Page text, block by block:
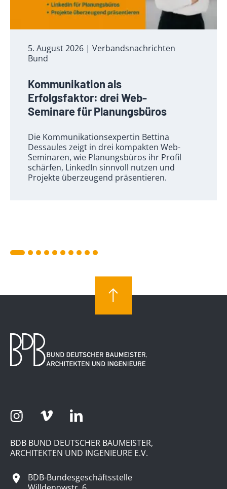
5. August 2026 | Verbandsnachrichten
Bund
Kommunikation als
Erfolgsfaktor: drei Web-
Seminare für Planungsbüros
Die Kommunikationsexpertin Bettina
Dessaules zeigt in drei kompakten Web-
Seminaren, wie Planungsbüros ihr Profil
schärfen, LinkedIn sinnvoll nutzen und
Projekte überzeugend präsentieren.
BDB BUND DEUTSCHER BAUMEISTER,
ARCHITEKTEN UND INGENIEURE E.V.
BDB-Bundesgeschäftsstelle